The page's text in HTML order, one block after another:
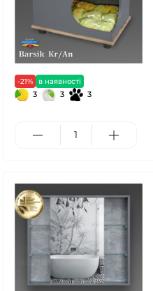
-21% в наявності
3 3 3